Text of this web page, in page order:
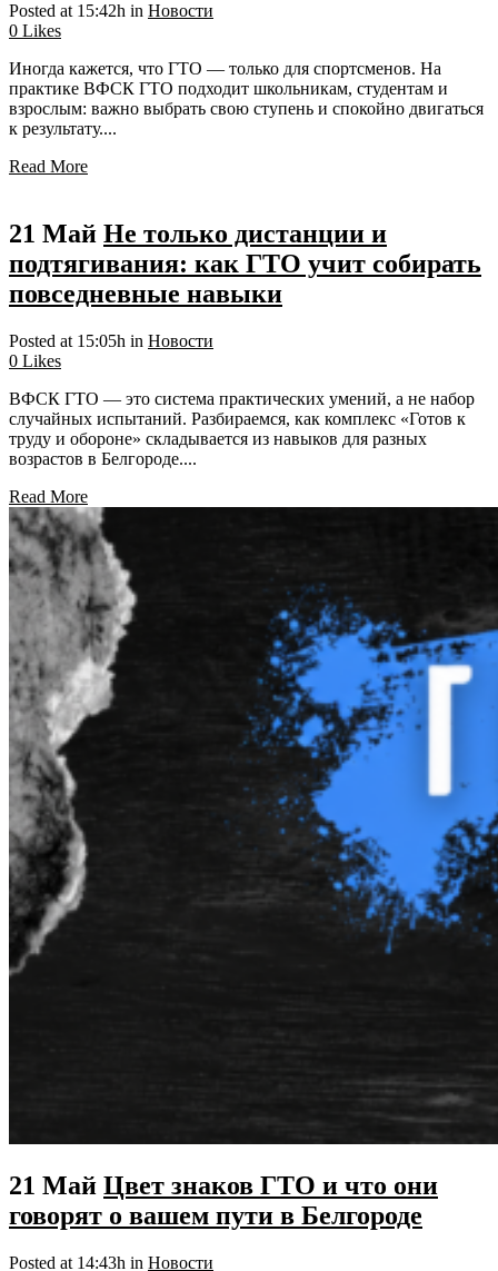
Posted at 15:42h in Новости
0 Likes
Иногда кажется, что ГТО — только для спортсменов. На
практике ВФСК ГТО подходит школьникам, студентам и
взрослым: важно выбрать свою ступень и спокойно двигаться
к результату....
Read More
21 Май Не только дистанции и
подтягивания: как ГТО учит собирать
повседневные навыки
Posted at 15:05h in Новости
0 Likes
ВФСК ГТО — это система практических умений, а не набор
случайных испытаний. Разбираемся, как комплекс «Готов к
труду и обороне» складывается из навыков для разных
возрастов в Белгороде....
Read More
21 Май Цвет знаков ГТО и что они
говорят о вашем пути в Белгороде
Posted at 14:43h in Новости